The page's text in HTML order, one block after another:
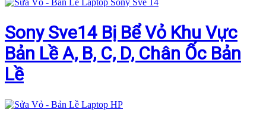
Sony Sve14 Bị Bể Vỏ Khu Vực
Bản Lề A, B, C, D, Chân Ốc Bản
Lề